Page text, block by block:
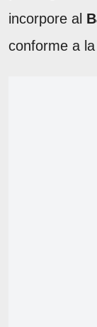
incorpore al
conforme a